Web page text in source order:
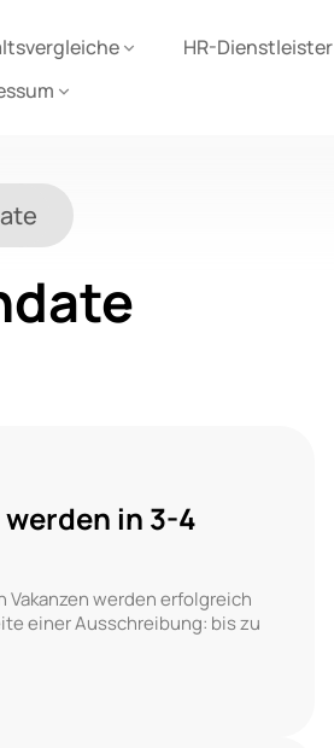
HR-Dienstleister
in 3-4
Vakanzen werden erfolgreich
einer Ausschreibung: bis zu